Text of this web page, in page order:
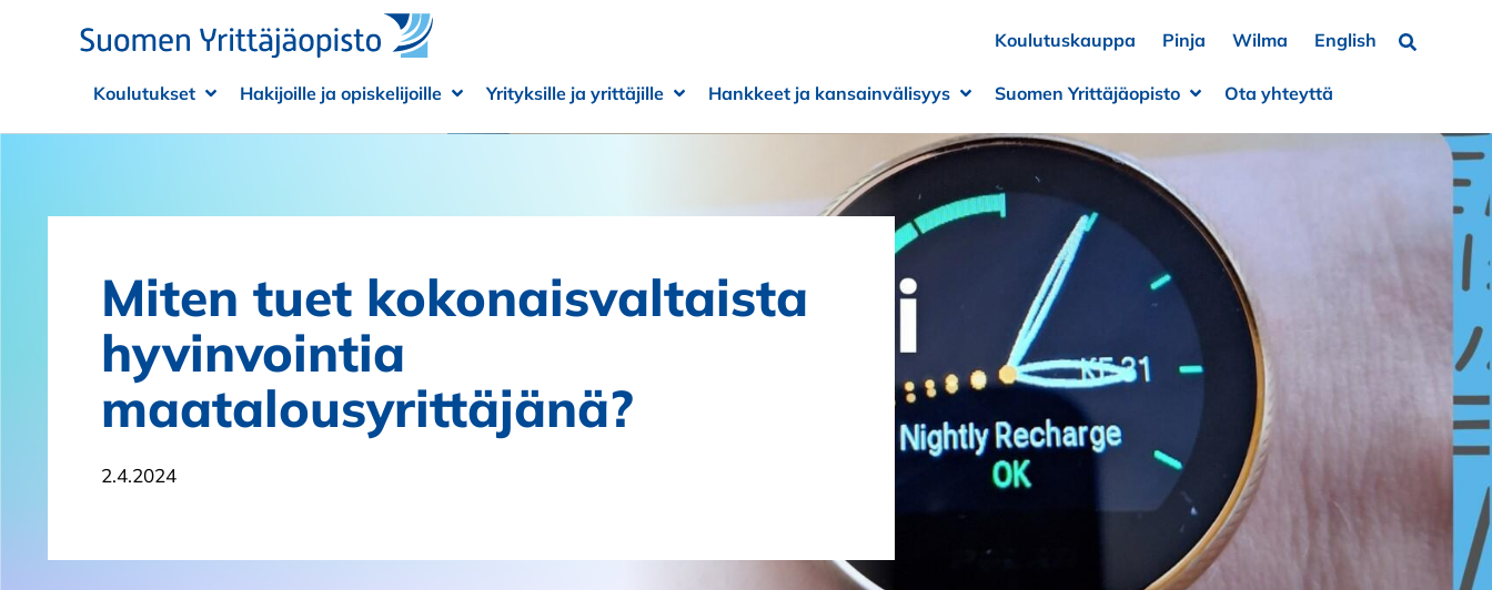
Koulutuskauppa
Pinja Wilma English Hae…
Koulutukset
Avaa alivalikko
Sulje alivalikko
Hakijoille ja opiskelijoille
Avaa alivalikko
Sulje alivalikko
Yrityksille ja yrittäjille
Avaa alivalikko
Sulje alivalikko
Hankkeet ja kansainvälisyys
Avaa alivalikko
Sulje alivalikko
Suomen Yrittäjäopisto
Avaa alivalikko
Sulje alivalikko
Ota yhteyttä
Miten tuet kokonaisvaltaista
hyvinvointia
maatalousyrittäjänä?
2.4.2024